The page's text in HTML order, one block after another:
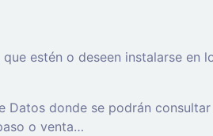
estén o deseen instalarse
donde se podrán
o venta…